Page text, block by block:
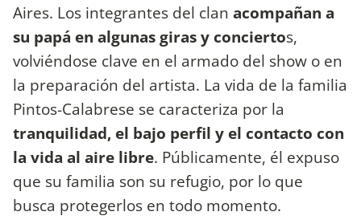
Aires. Los integrantes del clan acompañan a
su papá en algunas giras y conciertos,
volviéndose clave en el armado del show o en
la preparación del artista. La vida de la familia
Pintos-Calabrese se caracteriza por la
tranquilidad, el bajo perfil y el contacto con
la vida al aire libre. Públicamente, él expuso
que su familia son su refugio, por lo que
busca protegerlos en todo momento.